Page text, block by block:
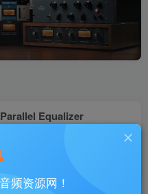
Equalizer
前
频资源网！